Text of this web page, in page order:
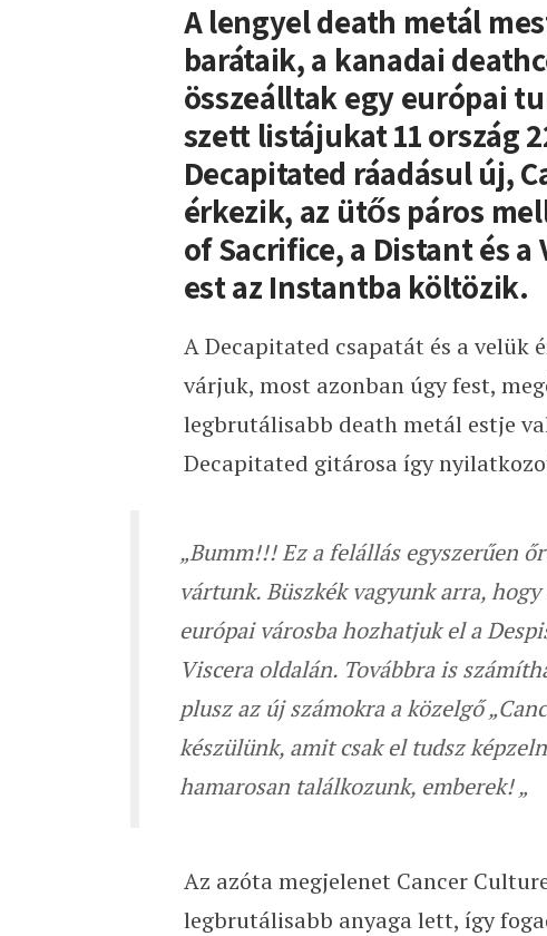
Az Instantba költözik a
A lengyel death metál
barátaik, a kanadai
összeálltak egy európai
szett listájukat 11 ország
Decapitated ráadásul új,
érkezik, az ütős páros
of Sacrifice, a Distant és
est az Instantba költözik.
A Decapitated csapatát és a velük
várjuk, most azonban úgy fest,
legbrutálisabb death metál estje
Decapitated gitárosa így
„Bumm!!! Ez a felállás egyszerűen
vártunk. Büszkék vagyunk arra,
európai városba hozhatjuk el a
Viscera oldalán. Továbbra is
plusz az új számokra a közelgő
készülünk, amit csak el tudsz
hamarosan találkozunk, emberek! „
Az azóta megjelenet Cancer
legbrutálisabb anyaga lett, így